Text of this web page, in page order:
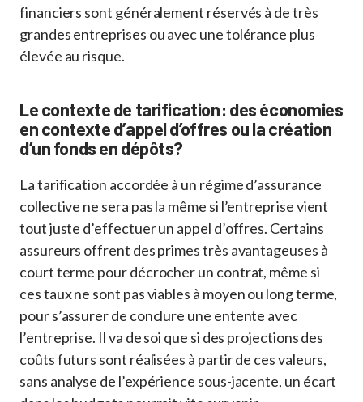
financiers sont généralement réservés à de très
grandes entreprises ou avec une tolérance plus
élevée au risque.
Le contexte de tarification : des économies
en contexte d’appel d’offres ou la création
d’un fonds en dépôts?
La tarification accordée à un régime d’assurance
collective ne sera pas la même si l’entreprise vient
tout juste d’effectuer un appel d’offres. Certains
assureurs offrent des primes très avantageuses à
court terme pour décrocher un contrat, même si
ces taux ne sont pas viables à moyen ou long terme,
pour s’assurer de conclure une entente avec
l’entreprise. Il va de soi que si des projections des
coûts futurs sont réalisées à partir de ces valeurs,
sans analyse de l’expérience sous-jacente, un écart